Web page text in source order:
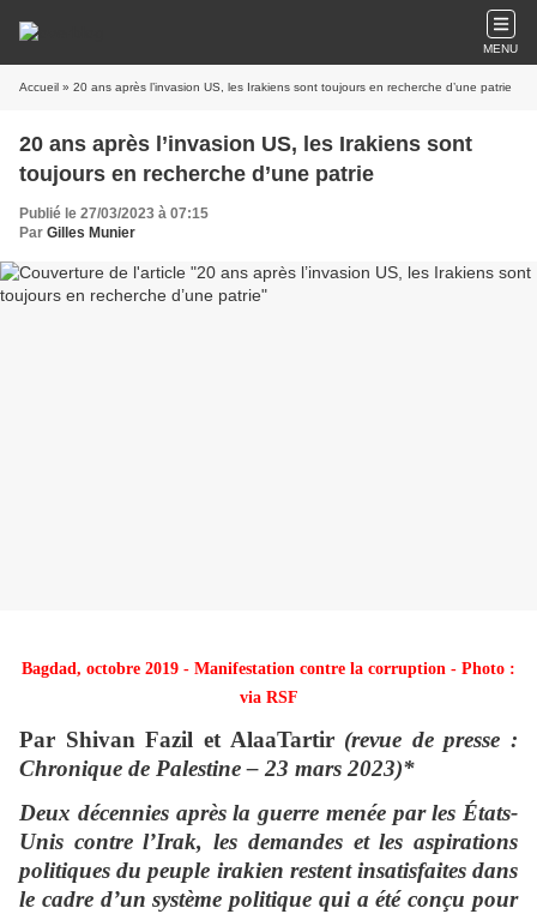
MENU
Accueil » 20 ans après l’invasion US, les Irakiens sont toujours en recherche d’une patrie
20 ans après l’invasion US, les Irakiens sont
toujours en recherche d’une patrie
Publié le 27/03/2023 à 07:15
Par Gilles Munier
Bagdad, octobre 2019 - Manifestation contre la corruption - Photo :
via RSF
Par Shivan Fazil et AlaaTartir (revue de presse :
Chronique de Palestine – 23 mars 2023)*
Deux décennies après la guerre menée par les États-
Unis contre l’Irak, les demandes et les aspirations
politiques du peuple irakien restent insatisfaites dans
le cadre d’un système politique qui a été conçu pour